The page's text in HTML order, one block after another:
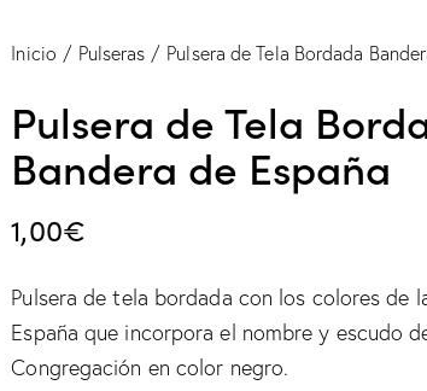
Inicio Pulseras Pulsera de Tela Bordada
Pulsera de Tela
Bandera de España
1,00€
Pulsera de tela bordada con los colores de
España que incorpora el nombre y escudo
Congregación en color negro.